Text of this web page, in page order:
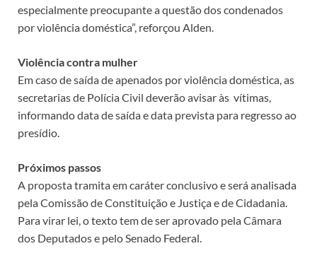
especialmente preocupante a questão dos condenados
por violência doméstica”, reforçou Alden.
Violência contra mulher
Em caso de saída de apenados por violência doméstica, as
secretarias de Polícia Civil deverão avisar às vítimas,
informando data de saída e data prevista para regresso ao
presídio.
Próximos passos
A proposta tramita emcaráter conclusivoe será analisada
pela Comissão de Constituição e Justiça e de Cidadania.
Para virar lei, o texto tem de ser aprovado pela Câmara
dos Deputados e pelo Senado Federal.